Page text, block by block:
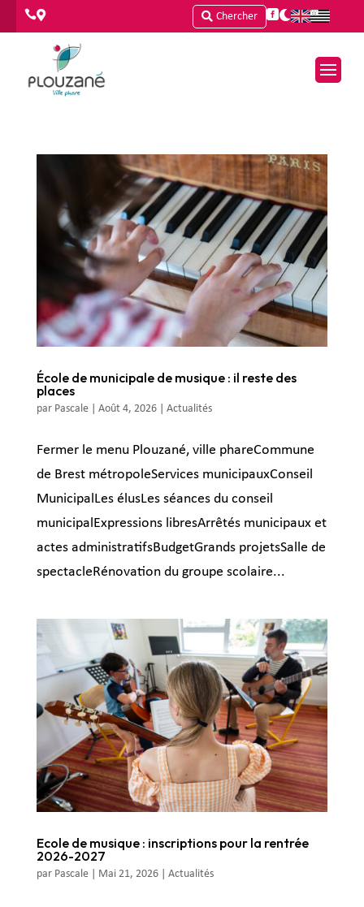
 Chercher  
École de municipale de musique : il reste des
places
par Pascale| Août 4, 2026| Actualités
Fermer le menu Plouzané, ville phareCommune
de Brest métropoleServices municipauxConseil
MunicipalLes élusLes séances du conseil
municipalExpressions libresArrêtés municipaux et
actes administratifsBudgetGrands projetsSalle de
spectacleRénovation du groupe scolaire...
Ecole de musique : inscriptions pour la rentrée
2026-2027
par Pascale| Mai 21, 2026| Actualités